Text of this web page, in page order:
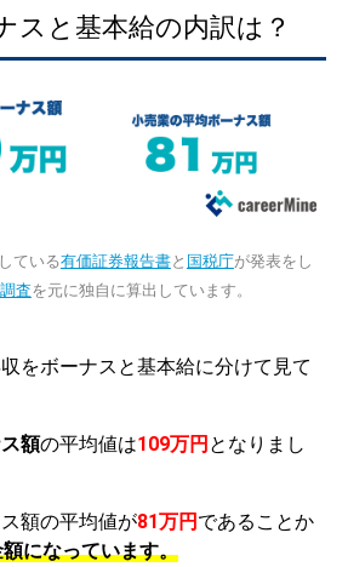
スと基本給の内訳は？
ている有価証券報告書と 国税庁が発表をし
査を元に独自に算出しています。
をボーナスと基本給に分けて見て
額の平均値は109万円 となりまし
額の平均値が81万円 であることか
になっています。